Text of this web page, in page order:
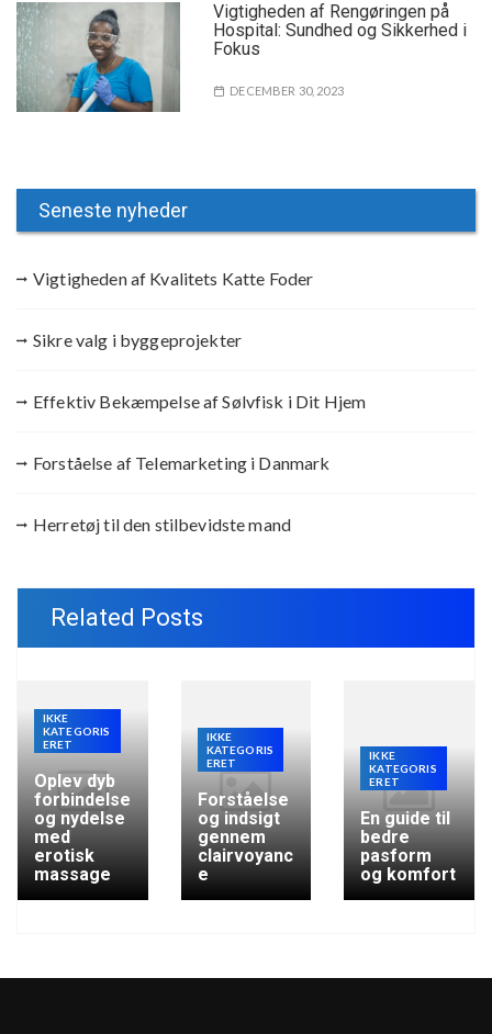
Vigtigheden af Rengøringen på
Hospital: Sundhed og Sikkerhed i
Fokus
DECEMBER 30, 2023
Seneste nyheder
Vigtigheden af Kvalitets Katte Foder
Sikre valg i byggeprojekter
Effektiv Bekæmpelse af Sølvfisk i Dit Hjem
Forståelse af Telemarketing i Danmark
Herretøj til den stilbevidste mand
Related Posts
IKKE
KATEGORIS
ERET
Oplev dyb
forbindelse
og nydelse
med
erotisk
massage
IKKE
KATEGORIS
ERET
Forståelse
og indsigt
gennem
clairvoyanc
e
IKKE
KATEGORIS
ERET
En guide til
bedre
pasform
og komfort